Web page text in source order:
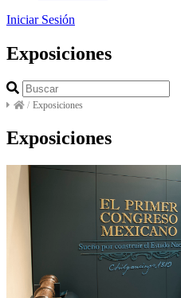
Iniciar Sesión
Exposiciones
/ Exposiciones
Exposiciones